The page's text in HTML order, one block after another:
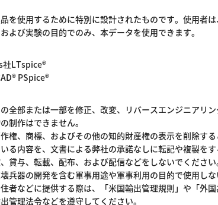
を使用するために特別に設計されたものです。使用者は
よび実験の目的でのみ、本データを使用できます。
LTspice®
PSpice®
全部または一部を修正、改変、リバースエンジニアリ
制作はできません。
権、商標、およびその他の知的財産権の表示を削除する
る内容を、文書による弊社の承諾なしに転記や複製を
貸与、転載、配布、および配信などをしないでください
兵器の開発を含む軍事用途や軍事利用の目的で使用し
者などに提供する際は、「米国輸出管理規則」や「外国
管理法令などを遵守してください。